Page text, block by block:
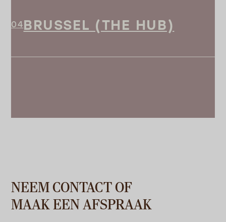
BRUSSEL (THE HUB)
NEEM CONTACT OF
MAAK EEN AFSPRAAK